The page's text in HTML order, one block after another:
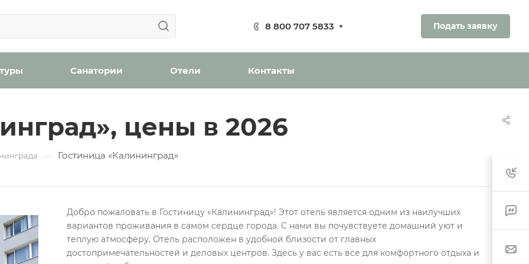
8 800 707 5833 Подать заявку
Санатории Отели Контакты
цены в 2026
— Гостиница «Калининград»
время с вами свяжется менеджер отдела бронирования.
Проверьте, верно ли указан номер телефона для связи
Отправить
Мы уведомим вас, когда появятся места в наличии.
Добро пожаловать в Гостиницу «Калининград»! Этот отель является одним из наилучших
вариантов проживания в самом сердце города. С нами вы почувствуете домашний уют и
теплую атмосферу. Отель расположен в удобной близости от главных
достопримечательностей и деловых центров. Здесь у вас есть все для комфортного отдыха и
персональных данных
Забронировать номер